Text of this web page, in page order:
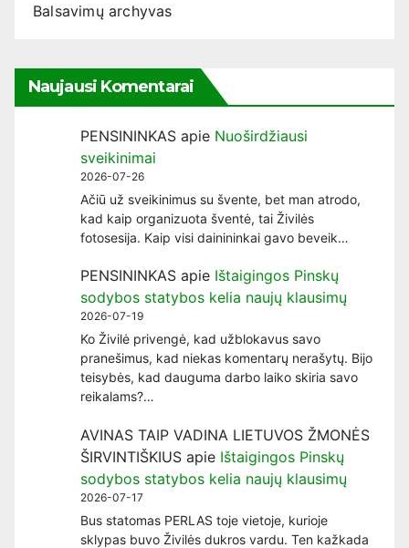
Balsavimų archyvas
Naujausi Komentarai
PENSININKAS apie Nuoširdžiausi
sveikinimai
2026-07-26
Ačiū už sveikinimus su švente, bet man atrodo,
kad kaip organizuota šventė, tai Živilės
fotosesija. Kaip visi dainininkai gavo beveik…
PENSININKAS apie Ištaigingos Pinskų
sodybos statybos kelia naujų klausimų
2026-07-19
Ko Živilė privengė, kad užblokavus savo
pranešimus, kad niekas komentarų nerašytų. Bijo
teisybės, kad dauguma darbo laiko skiria savo
reikalams?…
AVINAS TAIP VADINA LIETUVOS ŽMONĖS
ŠIRVINTIŠKIUS apie Ištaigingos Pinskų
sodybos statybos kelia naujų klausimų
2026-07-17
Bus statomas PERLAS toje vietoje, kurioje
sklypas buvo Živilės dukros vardu. Ten kažkada